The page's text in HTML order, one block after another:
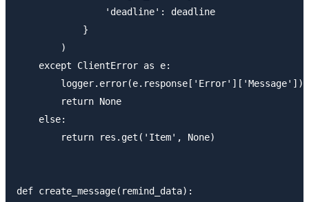
                'deadline': deadline
            }
        )
    except ClientError as e:
        logger.error(e.response['Error']['Message'])
        return None
    else:
        return res.get('Item', None)
def create_message(remind_data):